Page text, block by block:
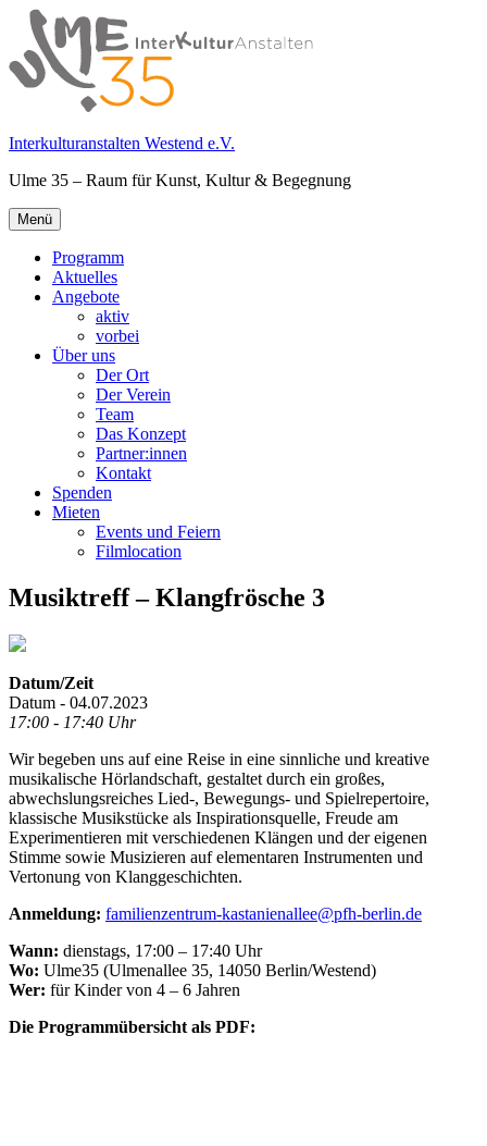
Springe
zum
Inhalt
Interkulturanstalten Westend e.V.
Ulme 35 – Raum für Kunst, Kultur & Begegnung
Primäres
Menü
Menü
Programm
Aktuelles
Angebote
aktiv
vorbei
Über uns
Der Ort
Der Verein
Team
Das Konzept
Partner:innen
Kontakt
Spenden
Mieten
Events und Feiern
Filmlocation
Musiktreff – Klangfrösche 3
Datum/Zeit
Datum - 04.07.2023
17:00 - 17:40 Uhr
Wir begeben uns auf eine Reise in eine sinnliche und kreative
musikalische Hörlandschaft, gestaltet durch ein großes,
abwechslungsreiches Lied-, Bewegungs- und Spielrepertoire,
klassische Musikstücke als Inspirationsquelle, Freude am
Experimentieren mit verschiedenen Klängen und der eigenen
Stimme sowie Musizieren auf elementaren Instrumenten und
Vertonung von Klanggeschichten.
Anmeldung: familienzentrum-kastanienallee@pfh-berlin.de
Wann: dienstags, 17:00 – 17:40 Uhr
Wo: Ulme35 (Ulmenallee 35, 14050 Berlin/Westend)
Wer: für Kinder von 4 – 6 Jahren
Die Programmübersicht als PDF: